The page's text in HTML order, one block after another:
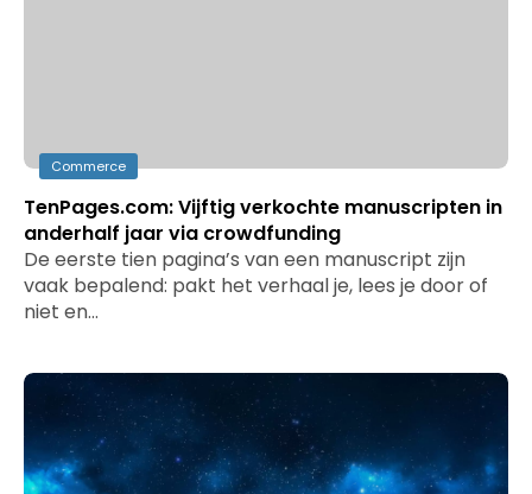
Commerce
TenPages.com: Vijftig verkochte manuscripten in
anderhalf jaar via crowdfunding
De eerste tien pagina’s van een manuscript zijn
vaak bepalend: pakt het verhaal je, lees je door of
niet en…